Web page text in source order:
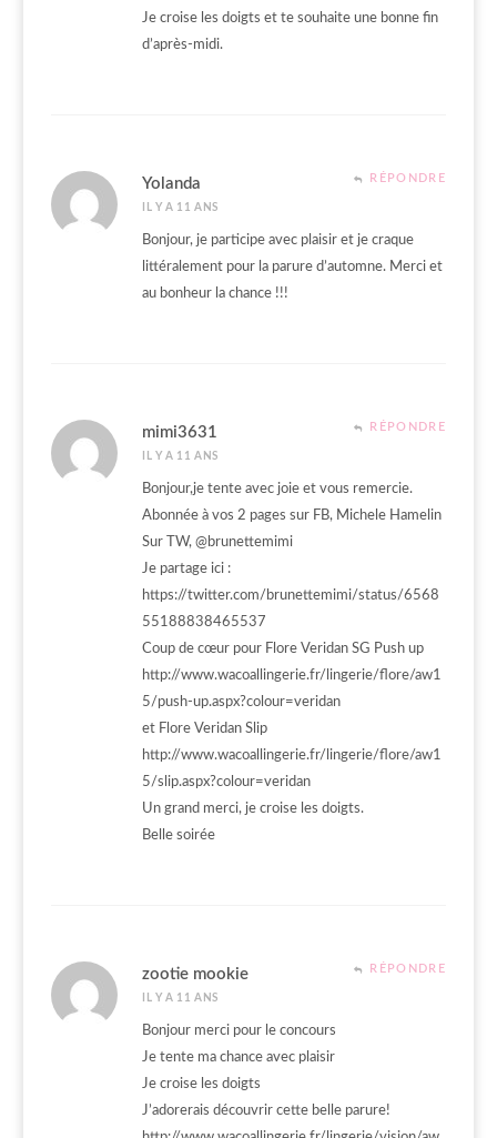
Je croise les doigts et te souhaite une bonne fin
d’après-midi.
Yolanda
IL Y A 11 ANS
RÉPONDRE
Bonjour, je participe avec plaisir et je craque
littéralement pour la parure d’automne. Merci et
au bonheur la chance !!!
mimi3631
IL Y A 11 ANS
RÉPONDRE
Bonjour,je tente avec joie et vous remercie.
Abonnée à vos 2 pages sur FB, Michele Hamelin
Sur TW, @brunettemimi
Je partage ici :
https://twitter.com/brunettemimi/status/6568
55188838465537
Coup de cœur pour Flore Veridan SG Push up
http://www.wacoallingerie.fr/lingerie/flore/aw1
5/push-up.aspx?colour=veridan
et Flore Veridan Slip
http://www.wacoallingerie.fr/lingerie/flore/aw1
5/slip.aspx?colour=veridan
Un grand merci, je croise les doigts.
Belle soirée
zootie mookie
IL Y A 11 ANS
RÉPONDRE
Bonjour merci pour le concours
Je tente ma chance avec plaisir
Je croise les doigts
J’adorerais découvrir cette belle parure!